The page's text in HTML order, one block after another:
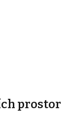
prostor